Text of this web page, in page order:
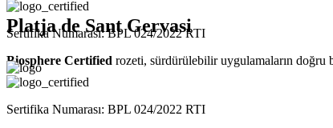
Sertifika Numarası: BPL 024/2022 RTI
Biosphere Certified rozeti, sürdürülebilir uygulamaların doğru
Platja de Sant Gervasi
Sertifika Numarası: BPL 024/2022 RTI